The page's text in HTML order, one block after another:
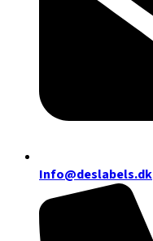
Info@deslabels.dk